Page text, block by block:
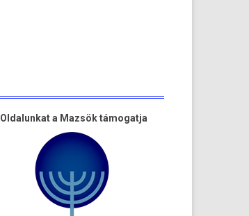
Oldalunkat a Mazsök támogatja